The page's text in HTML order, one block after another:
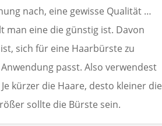
nach, eine gewisse Qualität …
man eine die günstig ist. Davon
sich für eine Haarbürste zu
passt. Also verwendest
kürzer die Haare, desto kleiner die
sollte die Bürste sein.